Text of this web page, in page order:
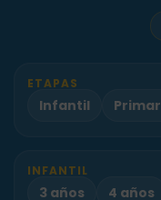
ETAPAS
Infantil
INFANTIL
3 años 4 años